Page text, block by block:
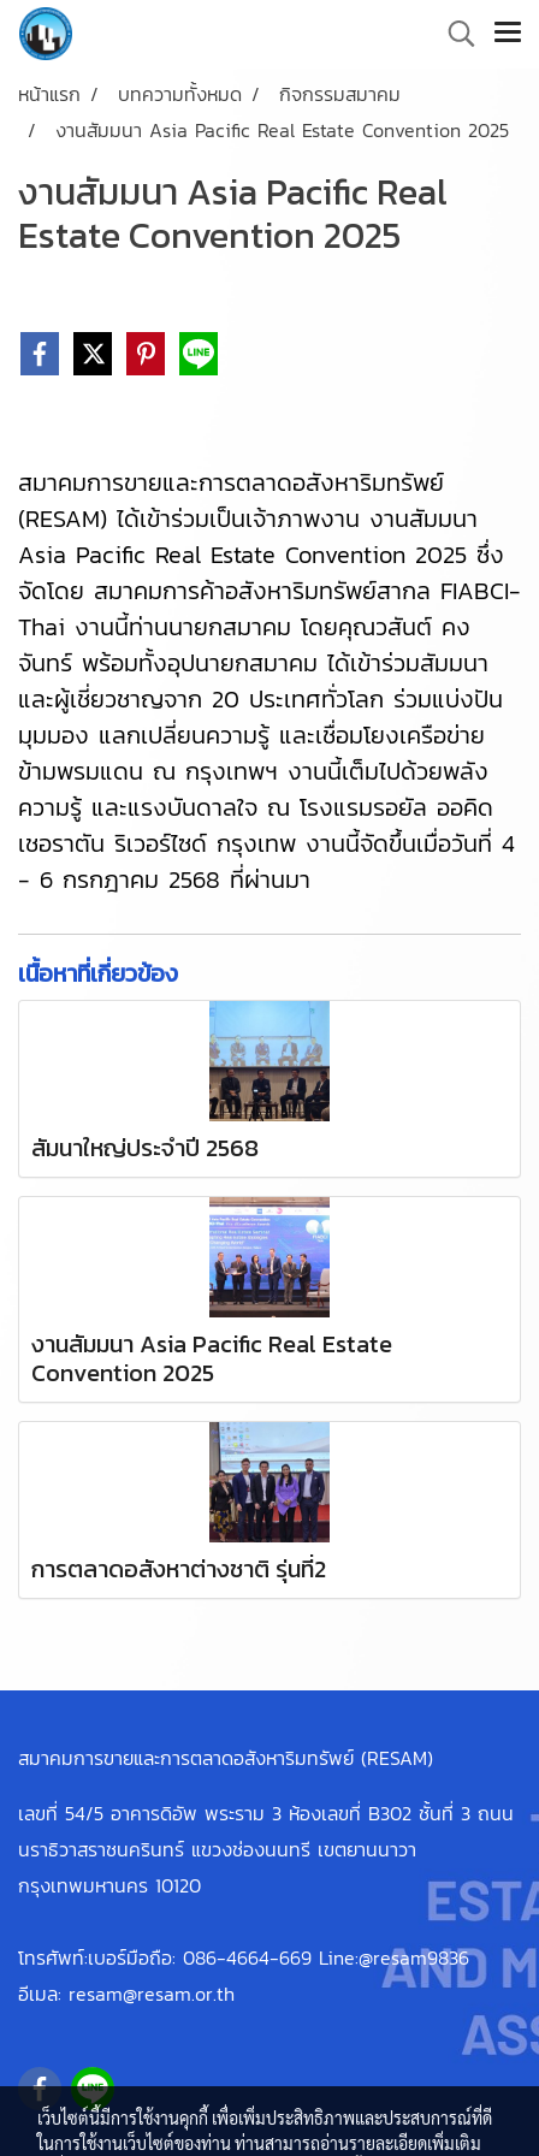
หน้าแรก บทความทั้งหมด
กิจกรรมสมาคม
งานสัมมนา Asia Pacific Real Estate Convention 2025
งานสัมมนา Asia Pacific Real
Estate Convention 2025
สมาคมการขายและการตลาดอสังหาริมทรัพย์
(RESAM) ได้เข้าร่วมเป็นเจ้าภาพงาน งานสัมมนา
Asia Pacific Real Estate Convention 2025 ซึ่ง
จัดโดย สมาคมการค้าอสังหาริมทรัพย์สากล FIABCI-
Thai งานนี้ท่านนายกสมาคม โดยคุณวสันต์ คง
จันทร์ พร้อมทั้งอุปนายกสมาคม ได้เข้าร่วมสัมมนา
และผู้เชี่ยวชาญจาก 20 ประเทศทั่วโลก ร่วมแบ่งปัน
มุมมอง แลกเปลี่ยนความรู้ และเชื่อมโยงเครือข่าย
ข้ามพรมแดน ณ กรุงเทพฯ งานนี้เต็มไปด้วยพลัง
ความรู้ และแรงบันดาลใจ ณ โรงแรมรอยัล ออคิด
เชอราตัน ริเวอร์ไซด์ กรุงเทพ งานนี้จัดขึ้นเมื่อวันที่ 4
- 6 กรกฎาคม 2568 ที่ผ่านมา
เนื้อหาที่เกี่ยวข้อง
สัมนาใหญ่ประจำปี 2568
งานสัมมนา Asia Pacific Real Estate
Convention 2025
การตลาดอสังหาต่างชาติ รุ่นที่2
สมาคมการขายและการตลาดอสังหาริมทรัพย์ (RESAM)
เลขที่ 54/5 อาคารดิอัพ พระราม 3 ห้องเลขที่ B302 ชั้นที่ 3 ถนน
นราธิวาสราชนครินทร์ แขวงช่องนนทรี เขตยานนาวา
กรุงเทพมหานคร 10120
โทรศัพท์:เบอร์มือถือ: 086-4664-669 Line:@resam9836
อีเมล: resam@resam.or.th
เว็บไซต์นี้มีการใช้งานคุกกี้ เพื่อเพิ่มประสิทธิภาพและประสบการณ์ที่ดี
ในการใช้งานเว็บไซต์ของท่าน ท่านสามารถอ่านรายละเอียดเพิ่มเติม